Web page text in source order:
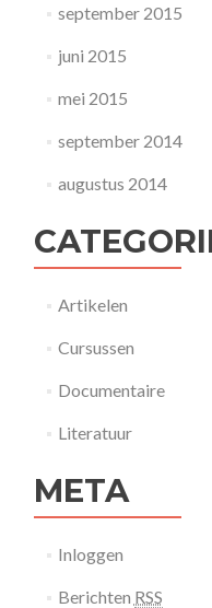
september 2015
juni 2015
mei 2015
september 2014
augustus 2014
Artikelen
Cursussen
Documentaire
Literatuur
META
Inloggen
Berichten RSS